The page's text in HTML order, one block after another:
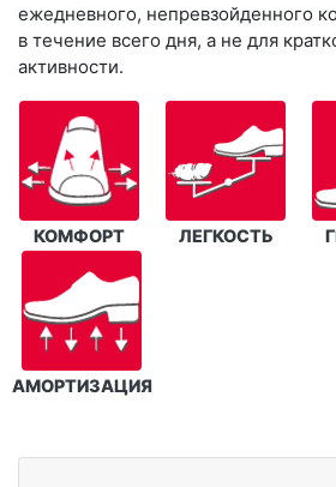
ежедневного, непревзойденного
в течение всего дня, а не для
активности.
КОМФОРТ ЛЕГКОСТЬ
АМОРТИЗАЦИЯ